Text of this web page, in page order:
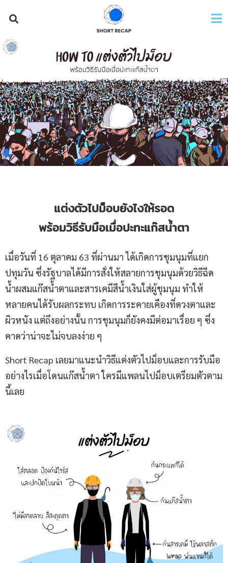
แต่งตัวไปม็อบยังไงให้รอด
พร้อมวิธีรับมือเมื่อปะทะแก๊สน้ำตา
เมื่อวันที่ 16 ตุลาคม 63 ที่ผ่านมา ได้เกิดการชุมนุมที่แยก
ปทุมวัน ซึ่งรัฐบาลได้มีการสั่งให้สลายการชุมนุมด้วยวิธีฉีด
น้ำผสมแก๊สน้ำตาและสารเคมีสีน้ำเงินใส่ผู้ชุมนุม ทำให้
หลายคนได้รับผลกระทบ เกิดการระคายเคืองที่ดวงตาและ
ผิวหนัง แต่ถึงอย่างนั้น การชุมนุมก็ยังคงมีต่อมาเรื่อย ๆ ซึ่ง
คาดว่าน่าจะไม่จบลงง่าย ๆ
Short Recap เลยมาแนะนำวิธีแต่งตัวไปม็อบและการรับมือ
อย่างไรเมื่อโดนแก๊สน้ำตา ใครมีแพลนไปม็อบเตรียมตัวตาม
นี้เลย